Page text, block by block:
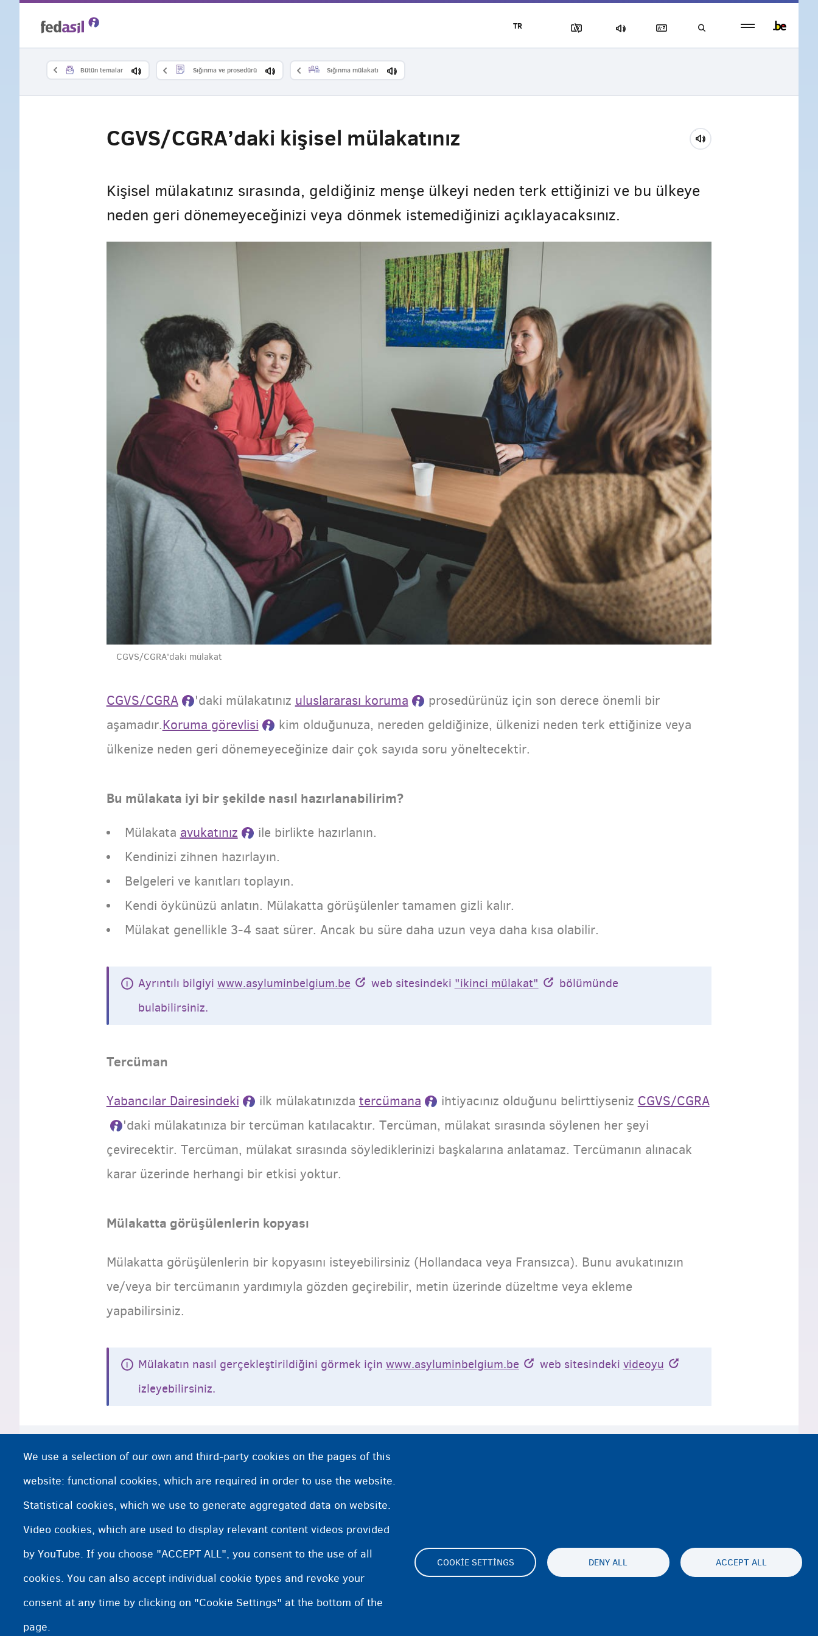
Bütün temalar Sığınma ve prosedürü Sığınma mülakatı
CGVS/CGRA’daki kişisel mülakatınız
Kişisel mülakatınız sırasında, geldiğiniz menşe ülkeyi neden terk ettiğinizi ve bu ülkeye
neden geri dönemeyeceğinizi veya dönmek istemediğinizi açıklayacaksınız.
CGVS/CGRA'daki mülakat
CGVS/CGRA 'daki mülakatınız uluslararası koruma
prosedürünüz için son derece önemli bir
aşamadır.Koruma görevlisi
kim olduğunuza, nereden geldiğinize, ülkenizi neden terk ettiğinize veya
ülkenize neden geri dönemeyeceğinize dair çok sayıda soru yöneltecektir.
Bu mülakata iyi bir şekilde nasıl hazırlanabilirim?
Mülakata avukatınız
ile birlikte hazırlanın.
Kendinizi zihnen hazırlayın.
Belgeleri ve kanıtları toplayın.
Kendi öykünüzü anlatın. Mülakatta görüşülenler tamamen gizli kalır.
Mülakat genellikle 3-4 saat sürer. Ancak bu süre daha uzun veya daha kısa olabilir.
Ayrıntılı bilgiyi www.asyluminbelgium.be web sitesindeki "ikinci mülakat"
bölümünde
bulabilirsiniz.
Tercüman
Yabancılar Dairesindeki ilk mülakatınızda tercümana ihtiyacınız olduğunu belirttiyseniz CGVS/CGRA
'daki mülakatınıza bir tercüman katılacaktır. Tercüman, mülakat sırasında söylenen her şeyi
çevirecektir. Tercüman, mülakat sırasında söylediklerinizi başkalarına anlatamaz. Tercümanın alınacak
karar üzerinde herhangi bir etkisi yoktur.
Mülakatta görüşülenlerin kopyası
Mülakatta görüşülenlerin bir kopyasını isteyebilirsiniz (Hollandaca veya Fransızca). Bunu avukatınızın
ve/veya bir tercümanın yardımıyla gözden geçirebilir, metin üzerinde düzeltme veya ekleme
yapabilirsiniz.
Mülakatın nasıl gerçekleştirildiğini görmek için www.asyluminbelgium.be web sitesindeki videoyu
izleyebilirsiniz.
CGVS/CGRA ile mülakat: koronavirüs önlemleri
Sağlık sorunlarınız mı var?
www.asyluminbelgium.be: ikinci mülakat
We use a selection of our own and third-party cookies on the pages of this
website: functional cookies, which are required in order to use the website.
Statistical cookies, which we use to generate aggregated data on website.
Video cookies, which are used to display relevant content videos provided
by YouTube. If you choose "ACCEPT ALL", you consent to the use of all
cookies. You can also accept individual cookie types and revoke your
consent at any time by clicking on "Cookie Settings" at the bottom of the
page.
COOKIE SETTINGS DENY ALL ACCEPT ALL
FooterCookie Settings
TR
footer